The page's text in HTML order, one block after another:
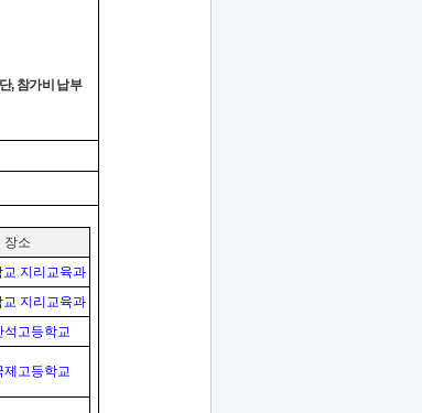
단,참가비 납부
장소
교 지리교육과
교 지리교육과
석고등학교
제고등학교